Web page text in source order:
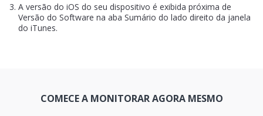
A versão do iOS do seu dispositivo é exibida próxima de
Versão do Software na aba Sumário do lado direito da janela
do iTunes.
COMECE A MONITORAR AGORA MESMO